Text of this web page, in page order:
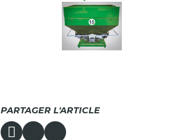
PARTAGER L'ARTICLE